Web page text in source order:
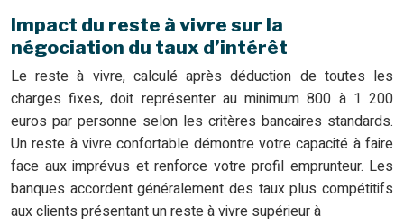
Impact du reste à vivre sur la
négociation du taux d’intérêt
Le reste à vivre, calculé après déduction de toutes les
charges fixes, doit représenter au minimum 800 à 1 200
euros par personne selon les critères bancaires standards.
Un reste à vivre confortable démontre votre capacité à faire
face aux imprévus et renforce votre profil emprunteur. Les
banques accordent généralement des taux plus compétitifs
aux clients présentant un reste à vivre supérieur à